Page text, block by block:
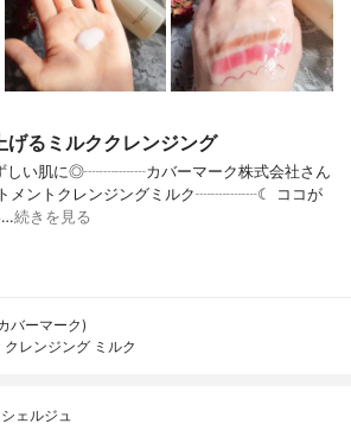
げるミルククレンジング
しい肌に◎┈┈┈┈カバーマーク株式会社さん
メントクレンジングミルク┈┈┈┈☾ ココが
…続きを見る
バーマーク)
クレンジング ミルク
ェルジュ